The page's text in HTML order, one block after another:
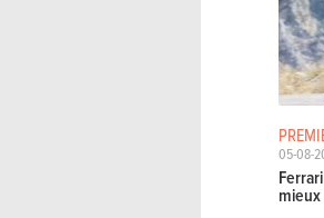
05-08-
mieux